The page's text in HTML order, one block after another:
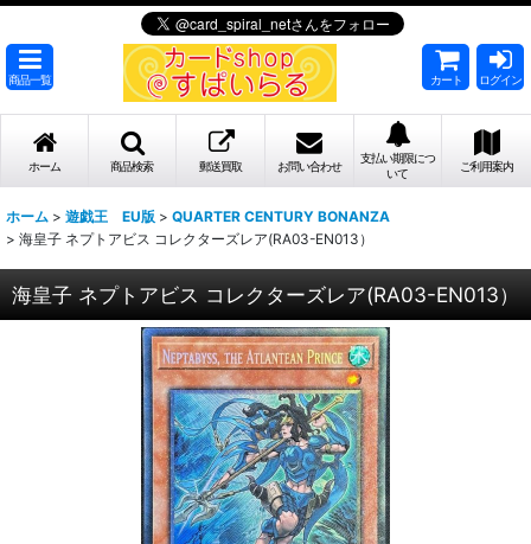
商品一覧 カート ログイン
ホーム 商品検索 郵送買取 お問い合わせ
支払い期限につ
いて
ご利用案内
ホーム > 遊戯王 EU版 > QUARTER CENTURY BONANZA
> 海皇子 ネプトアビス コレクターズレア(RA03-EN013）
海皇子 ネプトアビス コレクターズレア(RA03-EN013）